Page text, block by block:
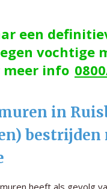
een
vochtige
info
in
bestrijden
heeft als gevolg